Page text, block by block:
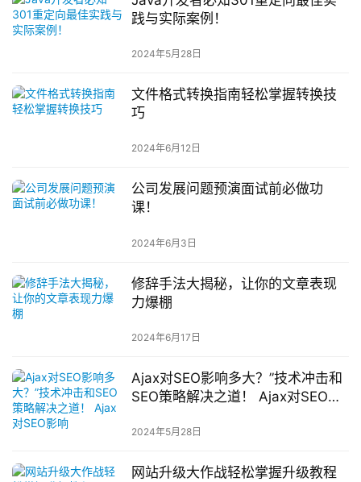
践与实际案例！
2024年5月28日
文件格式转换指南轻松掌握转换技
巧
2024年6月12日
公司发展问题预演面试前必做功
课！
2024年6月3日
修辞手法大揭秘，让你的文章表现
力爆棚
2024年6月17日
Ajax对SEO影响多大？”技术冲击和
SEO策略解决之道！ Ajax对SEO影
2024年5月28日
网站升级大作战轻松掌握升级教程